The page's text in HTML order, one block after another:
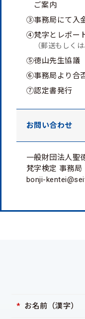
ご案内
③事務局にて入
④梵字とレポー
（郵送もしく
⑤徳山先生協議
⑥事務局より合
⑦認定書発行
お問い合わせ
一般財団法人聖
梵字検定 事務局
bonji-
お名前（漢字）